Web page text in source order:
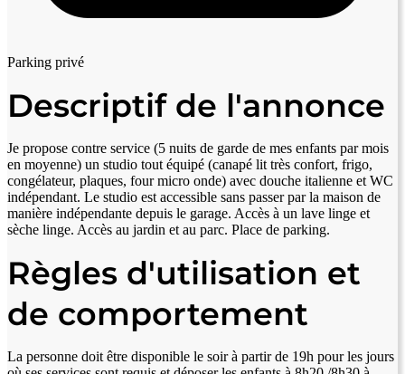
Parking privé
Descriptif de l'annonce
Je propose contre service (5 nuits de garde de mes enfants par mois
en moyenne) un studio tout équipé (canapé lit très confort, frigo,
congélateur, plaques, four micro onde) avec douche italienne et WC
indépendant. Le studio est accessible sans passer par la maison de
manière indépendante depuis le garage. Accès à un lave linge et
sèche linge. Accès au jardin et au parc. Place de parking.
Règles d'utilisation et
de comportement
La personne doit être disponible le soir à partir de 19h pour les jours